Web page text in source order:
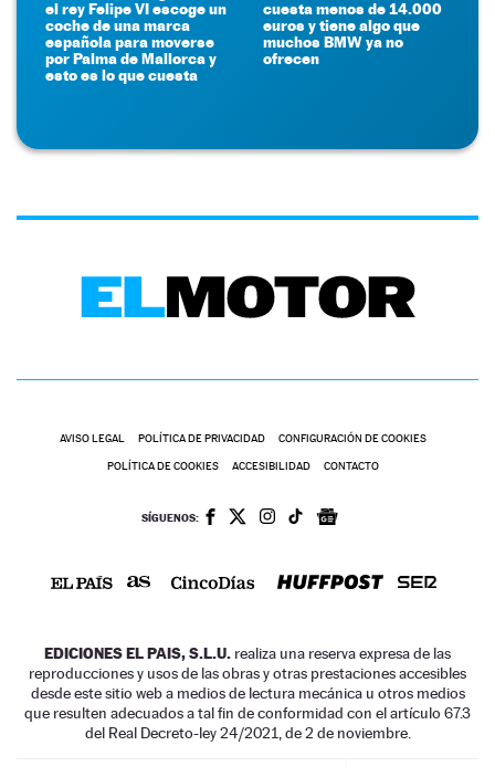
el rey Felipe VI escoge un
coche de una marca
española para moverse
por Palma de Mallorca y
esto es lo que cuesta
cuesta menos de 14.000
euros y tiene algo que
muchos BMW ya no
ofrecen
AVISO LEGAL POLÍTICA DE PRIVACIDAD CONFIGURACIÓN DE COOKIES
POLÍTICA DE COOKIES ACCESIBILIDAD CONTACTO
SÍGUENOS:
EDICIONES EL PAIS, S.L.U. realiza una reserva expresa de las
reproducciones y usos de las obras y otras prestaciones accesibles
desde este sitio web a medios de lectura mecánica u otros medios
que resulten adecuados a tal fin de conformidad con el artículo 67.3
del Real Decreto-ley 24/2021, de 2 de noviembre.